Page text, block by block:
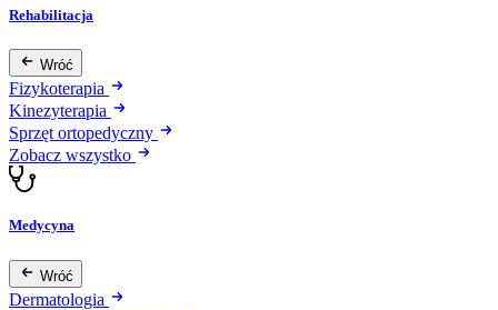
Rehabilitacja
Wróć
Fizykoterapia
Kinezyterapia
Sprzęt ortopedyczny
Zobacz wszystko
Medycyna
Wróć
Dermatologia